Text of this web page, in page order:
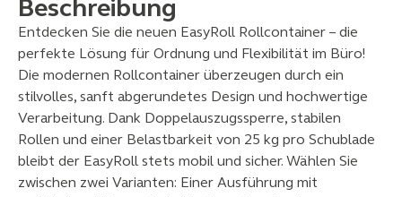
Beschreibung
Entdecken Sie die neuen EasyRoll Rollcontainer – die
perfekte Lösung für Ordnung und Flexibilität im Büro!
Die modernen Rollcontainer überzeugen durch ein
stilvolles, sanft abgerundetes Design und hochwertige
Verarbeitung. Dank Doppelauszugssperre, stabilen
Rollen und einer Belastbarkeit von 25 kg pro Schublade
bleibt der EasyRoll stets mobil und sicher. Wählen Sie
zwischen zwei Varianten: Einer Ausführung mit